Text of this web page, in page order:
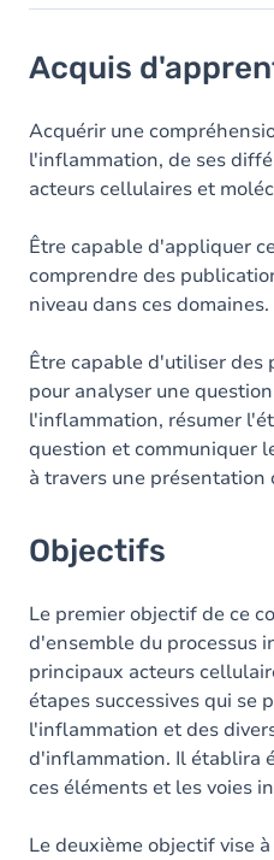
Objectifs
Contenu
Table des matières
Acquis
Acquérir une
l'inflammation, de ses
acteurs cellulaires et
Être capable d'appliquer
comprendre des
niveau dans ces domaines.
Être capable d'utiliser des
pour analyser une
l'inflammation, résumer
question et communiquer
à travers une présentation
Objectifs
Le premier objectif de ce
d'ensemble du processus
principaux acteurs
étapes successives qui se
l'inflammation et des
d'inflammation. Il établira
ces éléments et les voies
Le deuxième objectif vise